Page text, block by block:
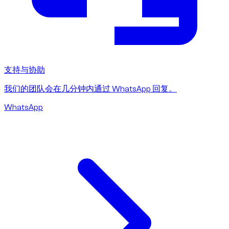
支持与协助
我们的团队会在几分钟内通过 WhatsApp 回复。
WhatsApp